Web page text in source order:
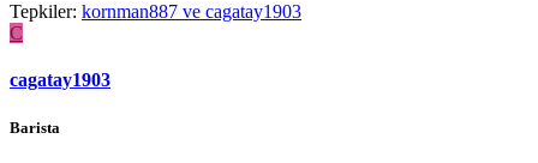
Tepkiler: kornman887 ve cagatay1903
C
cagatay1903
Barista